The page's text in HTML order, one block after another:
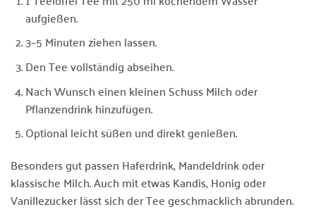
aufgießen.
3–5 Minuten ziehen lassen.
Den Tee vollständig abseihen.
Nach Wunsch einen kleinen Schuss Milch oder
Pflanzendrink hinzufügen.
Optional leicht süßen und direkt genießen.
Besonders gut passen Haferdrink, Mandeldrink oder
klassische Milch. Auch mit etwas Kandis, Honig oder
Vanillezucker lässt sich der Tee geschmacklich abrunden.